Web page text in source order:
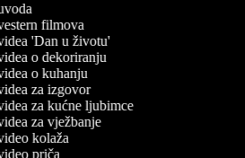
filmova
'Dan u životu'
o dekoriranju
o kuhanju
za izgovor
za kućne ljubimce
za vježbanje
kolaža
priča